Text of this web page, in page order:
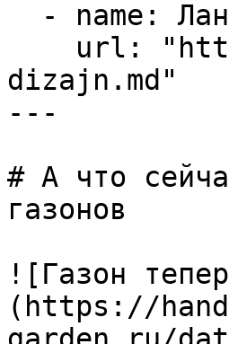
dizajn.md"
---
# А что
газонов
![Газон
(https://